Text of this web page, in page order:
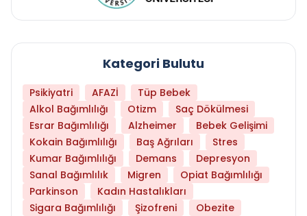
Kategori Bulutu
Psikiyatri AFAZİ
Tüp Bebek
Alkol Bağımlılığı
Otizm
Saç Dökülmesi
Esrar Bağımlılığı
Alzheimer
Bebek Gelişimi
Kokain Bağımlılığı
Baş Ağrıları
Stres
Kumar Bağımlılığı
Demans
Depresyon
Sanal Bağımlılık
Migren
Opiat Bağımlılığı
Parkinson
Kadın Hastalıkları
Sigara Bağımlılığı
Şizofreni Obezite